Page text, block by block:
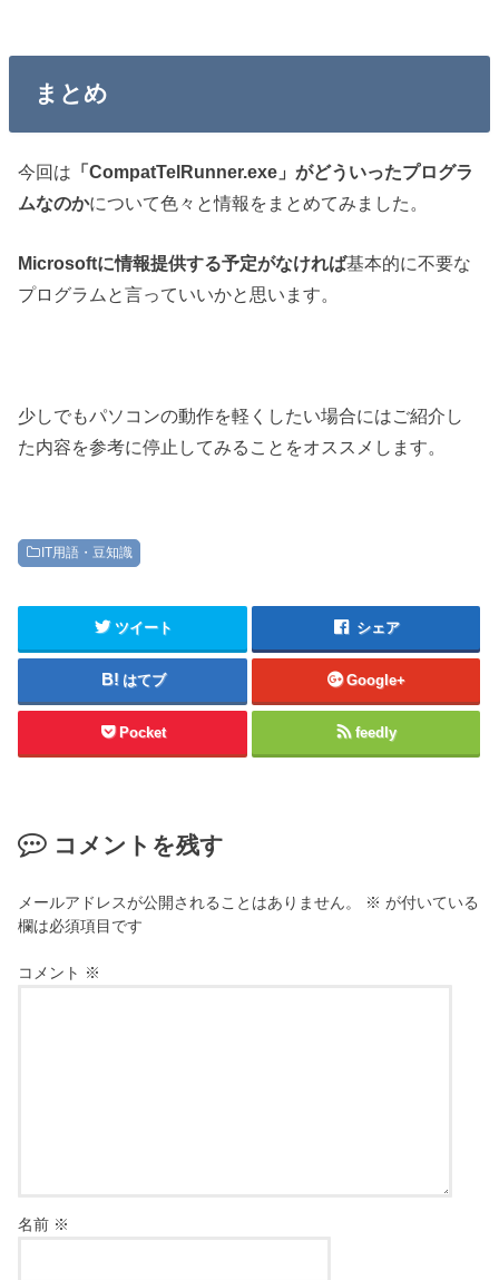
まとめ
今回は 「CompatTelRunner.exe」がどういったプログラ
ムなのかについて色々と情報をまとめてみました。
Microsoftに情報提供する予定がなければ基本的に不要な
プログラムと言っていいかと思います。
少しでもパソコンの動作を軽くしたい場合にはご紹介し
た内容を参考に停止してみることをオススメします。
IT用語・豆知識
ツイート シェア
はてブ Google+
Pocket feedly
コメントを残す
メールアドレスが公開されることはありません。 ※ が付いている
欄は必須項目です
コメント ※
名前 ※